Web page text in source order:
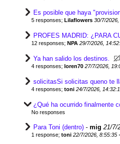
Es posible que haya
5 responses; Lilaflowers 30/7/
PROFES MADRID: ¿PARA
12 responses; NPA 29/7/2026,
Ya han salido los destinos.
4 responses; loren70 27/7/2026,
solicitasSi solicitas queno te
4 responses; toni 24/7/2026,
¿Qué ha ocurrido finalmente
No responses
Para Toni (dentro) - mig 21/7/
1 response; toni 22/7/2026, 8:55:35